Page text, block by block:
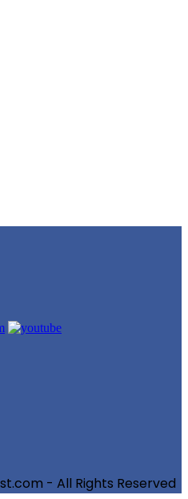
- All Rights Reserved